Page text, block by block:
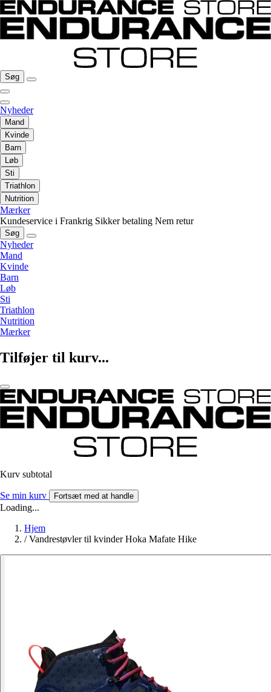
Søg
Nyheder
Mand
Kvinde
Barn
Løb
Sti
Triathlon
Nutrition
Mærker
Kundeservice i Frankrig Sikker betaling Nem retur
Søg
Nyheder
Mand
Kvinde
Barn
Løb
Sti
Triathlon
Nutrition
Mærker
Tilføjer til kurv...
Kurv subtotal
Se min kurv Fortsæt med at handle
Loading...
Hjem
/ Vandrestøvler til kvinder Hoka Mafate Hike